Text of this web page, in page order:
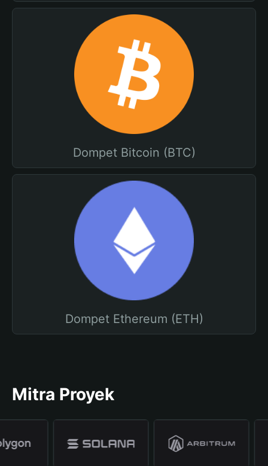
Dompet Bitcoin (BTC)
Dompet Ethereum (ETH)
Mitra Proyek